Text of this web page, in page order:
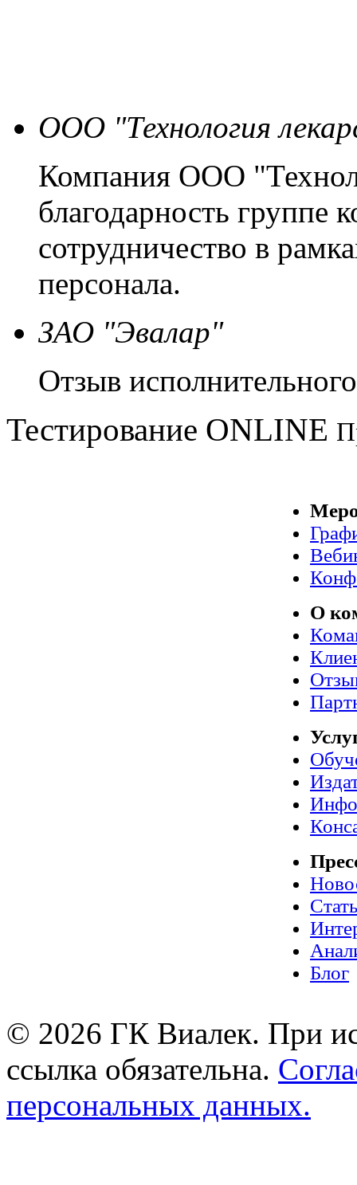
ООО "Технология
Компания ООО
благодарность
сотрудничество в
персонала.
ЗАО "Эвалар"
Отзыв
Тестирование ONLINE
О
Блог
© 2026 ГК Виалек. При
ссылка обязательна.
персональных данных.